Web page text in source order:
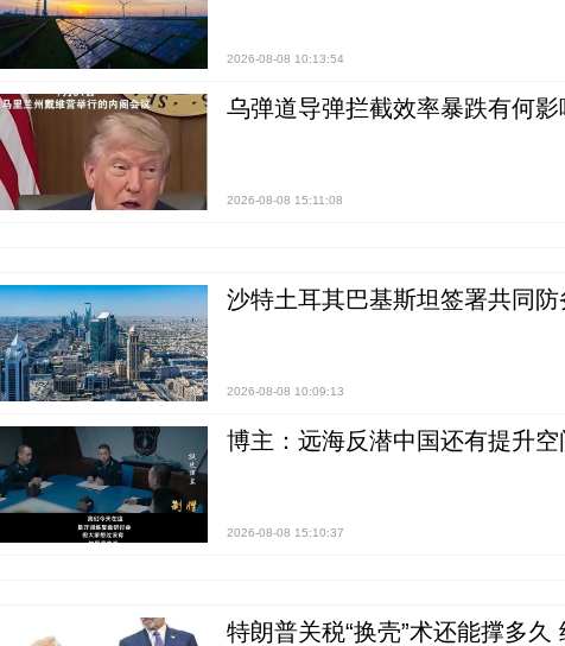
2026-08-08 10:13:54
乌弹道导弹拦截效率暴跌有何
2026-08-08 15:11:08
沙特土耳其巴基斯坦签署共同
2026-08-08 10:09:13
博主：远海反潜中国还有提升
2026-08-08 15:10:37
特朗普关税“换壳”术还能撑多